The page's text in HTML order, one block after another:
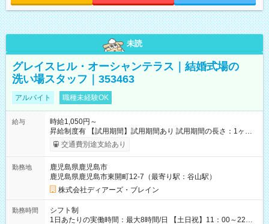
未読
グレイスヒル・オーシャンテラス｜結婚式場の
洗い場スタッフ｜353463
アルバイト 職種未経験OK
給与
時給1,050円～
昇給制度有 【試用期間】試用期間あり 試用期間の長さ：1ヶ月
雇用形態、給与は本採用時と同じです。
交通費別途支給あり
勤務地
鹿児島県鹿児島市
鹿児島県鹿児島市東開町12-7（最寄り駅：谷山駅）
株式会社ディアーズ・ブレイン
勤務時間
シフト制
1日あたりの実働時間：最大8時間/日 【土日祝】11：00～22：